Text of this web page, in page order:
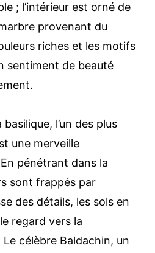
; l’intérieur est orné de
provenant du
riches et les motifs
sentiment de beauté
l’un des plus
une merveille
En pénétrant dans la
sont frappés par
des détails, les sols en
regard vers la
célèbre Baldachin, un